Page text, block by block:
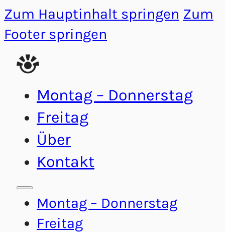
Zum Hauptinhalt springen Zum
Footer springen
Montag – Donnerstag
Freitag
Über
Kontakt
Montag – Donnerstag
Freitag